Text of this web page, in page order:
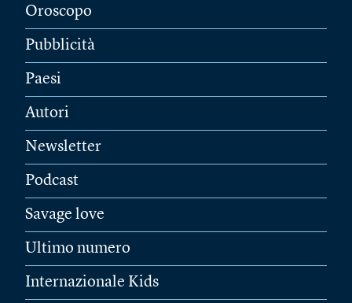
Oroscopo
Pubblicità
Paesi
Autori
Newsletter
Podcast
Savage love
Ultimo numero
Internazionale Kids